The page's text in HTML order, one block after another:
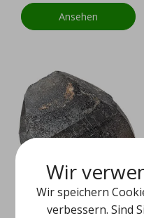
Ansehen
Wir
Wir speichern
verbessern. Sind